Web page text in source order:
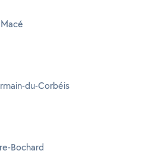
du-Corbéis
Bochard